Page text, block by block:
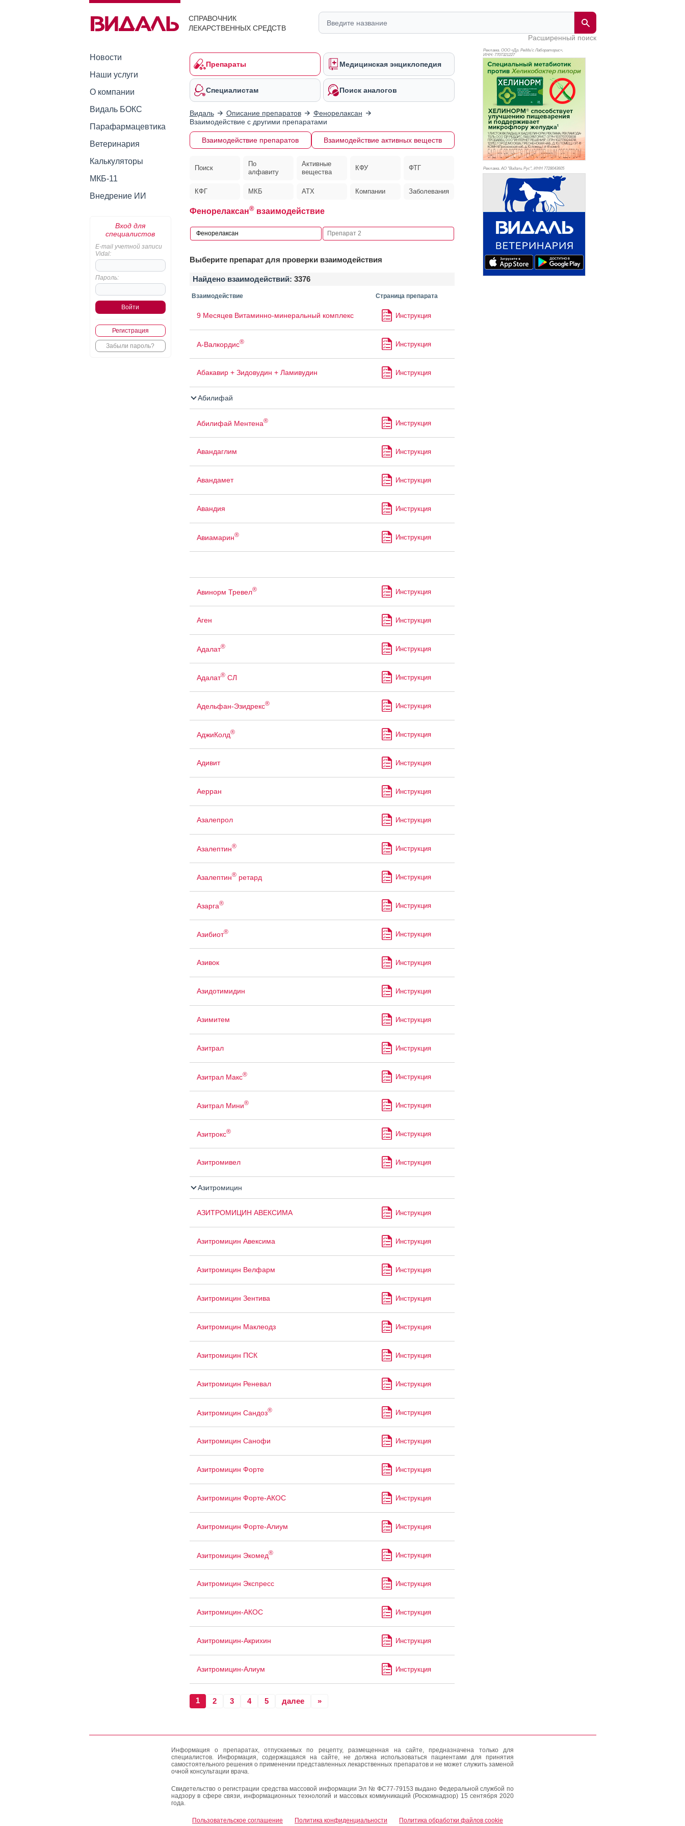
СПРАВОЧНИК
ЛЕКАРСТВЕННЫХ СРЕДСТВ
Расширенный поиск
Новости
Наши услуги
О компании
Видаль БОКС
Парафармацевтика
Ветеринария
Калькуляторы
МКБ-11
Внедрение ИИ
Вход для
специалистов
E-mail учетной записи
Vidal:
Пароль:
Регистрация
Забыли пароль?
Препараты Медицинская энциклопедия
Специалистам Поиск аналогов
Видаль Описание препаратов
Фенорелаксан
Взаимодействие с другими препаратами
Взаимодействие препаратов Взаимодействие активных веществ
Поиск
По
алфавиту
Активные
вещества
КФУ ФТГ
КФГ МКБ АТХ Компании Заболевания
Фенорелаксан®взаимодействие
Выберите препарат для проверки взаимодействия
Найдено взаимодействий: 3376
Взаимодействие Страница препарата
9 Месяцев Витаминно-минеральный комплекс Инструкция
А-Валкордис® Инструкция
Абакавир + Зидовудин + Ламивудин Инструкция
Абилифай
Абилифай Ментена® Инструкция
Авандаглим Инструкция
Авандамет Инструкция
Авандия Инструкция
Авиамарин® Инструкция
Авинорм Тревел® Инструкция
Аген Инструкция
Адалат® Инструкция
Адалат®СЛ Инструкция
Адельфан-Эзидрекс® Инструкция
АджиКолд® Инструкция
Адивит Инструкция
Аерран Инструкция
Азалепрол Инструкция
Азалептин® Инструкция
Азалептин®ретард Инструкция
Азарга® Инструкция
Азибиот® Инструкция
Азивок Инструкция
Азидотимидин Инструкция
Азимитем Инструкция
Азитрал Инструкция
Азитрал Макс® Инструкция
Азитрал Мини® Инструкция
Азитрокс® Инструкция
Азитромивел Инструкция
Азитромицин
АЗИТРОМИЦИН АВЕКСИМА Инструкция
Азитромицин Авексима Инструкция
Азитромицин Велфарм Инструкция
Азитромицин Зентива Инструкция
Азитромицин Маклеодз Инструкция
Азитромицин ПСК Инструкция
Азитромицин Реневал Инструкция
Азитромицин Сандоз® Инструкция
Азитромицин Санофи Инструкция
Азитромицин Форте Инструкция
Азитромицин Форте-АКОС Инструкция
Азитромицин Форте-Алиум Инструкция
Азитромицин Экомед® Инструкция
Азитромицин Экспресс Инструкция
Азитромицин-АКОС Инструкция
Азитромицин-Акрихин Инструкция
Азитромицин-Алиум Инструкция
1 2 3 4 5 далее »
Реклама. ООО «Др. Редди’с Лабораторис»,
ИНН: 7707321227
Реклама. АО "Видаль Рус", ИНН 7728043605
Информация о препаратах, отпускаемых по рецепту, размещенная на сайте, предназначена только для
специалистов. Информация, содержащаяся на сайте, не должна использоваться пациентами для принятия
самостоятельного решения о применении представленных лекарственных препаратов и не может служить заменой
очной консультации врача.
Свидетельство о регистрации средства массовой информации Эл № ФС77-79153 выдано Федеральной службой по
надзору в сфере связи, информационных технологий и массовых коммуникаций (Роскомнадзор) 15 сентября 2020
года.
Пользовательское соглашение Политика конфиденциальности Политика обработки файлов cookie